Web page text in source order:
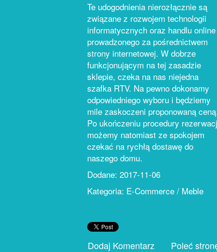
Te udogodnienia nierozłącznie są
związane z rozwojem technologii
informatycznych oraz handlu online
prowadzonego za pośrednictwem
strony internetowej. W dobrze
funkcjonującym na tej zasadzie
sklepie, czeka na nas niejedna
szafka RTV. Na pewno dokonamy
odpowiedniego wyboru i będziemy
mile zaskoczeni proponowaną
Po ukończeniu procedury
możemy natomiast ze spokojem
czekać na rychłą dostawę do
naszego domu.
Dodane: 2017-11-06
Kategoria: E-Commerce / Meble
Dodaj Komentarz
Poleć